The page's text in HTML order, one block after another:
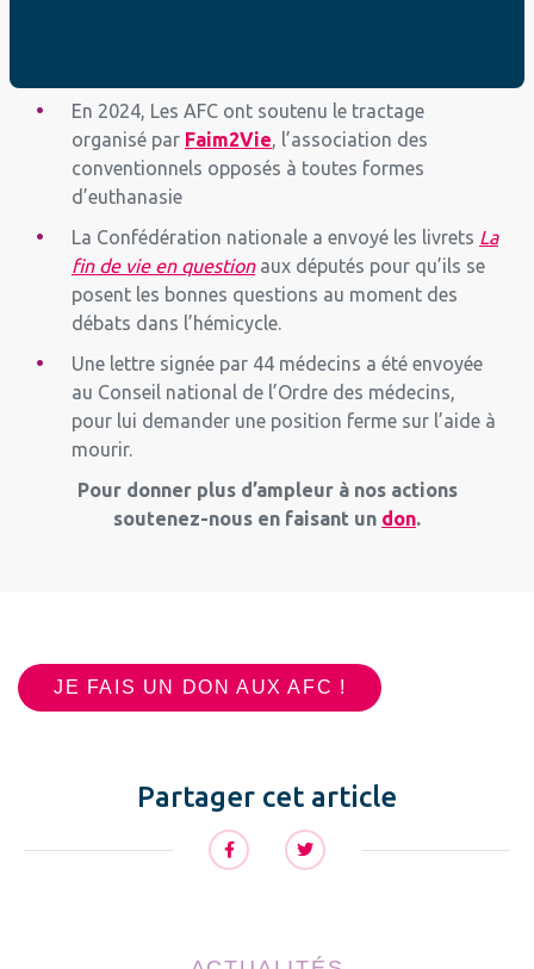
En 2024, Les AFC ont soutenu le tractage
organisé par Faim2Vie, l’association des
conventionnels opposés à toutes formes
d’euthanasie
La Confédération nationale a envoyé les livrets La
fin de vie en question aux députés pour qu’ils se
posent les bonnes questions au moment des
débats dans l’hémicycle.
Une lettre signée par 44 médecins a été envoyée
au Conseil national de l’Ordre des médecins,
pour lui demander une position ferme sur l’aide à
mourir.
Pour donner plus d’ampleur à nos actions
soutenez-nous en faisant un don.
JE FAIS UN DON AUX AFC !
Partager cet article